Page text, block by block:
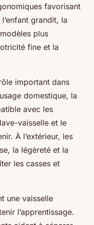
favorisant
grandit, la
plus
fine et la
important dans
domestique, la
avec les
vaisselle et le
À l’extérieur, les
la légèreté et la
les casses et
une vaisselle
l’apprentissage.